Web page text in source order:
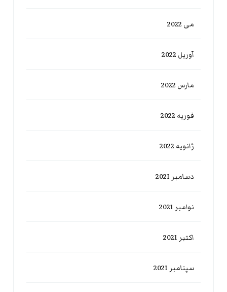
می 2022
آوریل 2022
مارس 2022
فوریه 2022
ژانویه 2022
دسامبر 2021
نوامبر 2021
اکتبر 2021
سپتامبر 2021